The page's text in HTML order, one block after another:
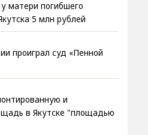
матери погибшего
5 млн рублей
проиграл суд «Пенной
и
в Якутске "площадью